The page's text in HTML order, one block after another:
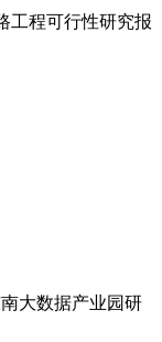
工程可行性研究报
大数据产业园研